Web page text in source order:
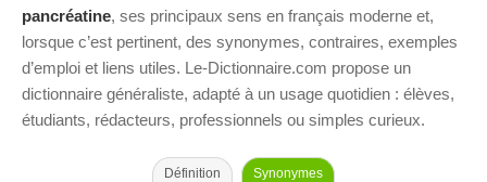
pancréatine, ses principaux sens en français moderne et,
lorsque c’est pertinent, des synonymes, contraires, exemples
d’emploi et liens utiles. Le-Dictionnaire.com propose un
dictionnaire généraliste, adapté à un usage quotidien : élèves,
étudiants, rédacteurs, professionnels ou simples curieux.
Définition Synonymes